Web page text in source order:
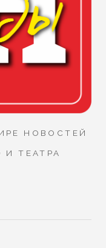
НОВОСТЕЙ
ТЕАТРА